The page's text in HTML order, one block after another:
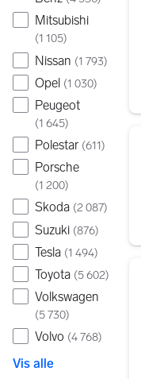
Mitsubishi
(1 105)
Nissan (1 793)
Opel (1 030)
Peugeot
(1 645)
Polestar (611)
Porsche
(1 200)
Skoda (2 087)
Suzuki (876)
Tesla (1 494)
Toyota (5 602)
Volkswagen
(5 730)
Volvo (4 768)
Vis alle